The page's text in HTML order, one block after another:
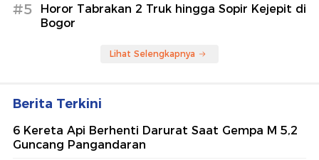
#5
Horor Tabrakan 2 Truk hingga Sopir Kejepit di
Bogor
Lihat Selengkapnya
Berita Terkini
6 Kereta Api Berhenti Darurat Saat Gempa M 5,2
Guncang Pangandaran